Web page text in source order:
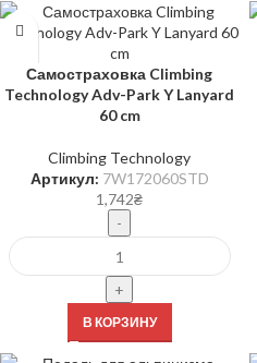
Самостраховка Climbing
Technology Adv-Park Y Lanyard
60 cm
Climbing Technology
Артикул: 7W172060STD
1,742₴
В КОРЗИНУ